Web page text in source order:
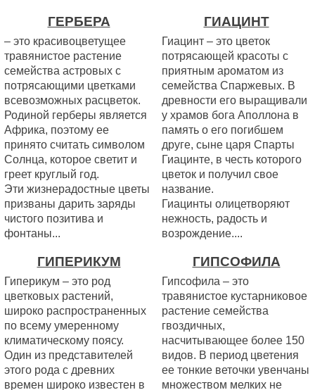
ГЕРБЕРА
– это красивоцветущее
травянистое растение
семейства астровых с
потрясающими цветками
всевозможных расцветок.
Родиной герберы является
Африка, поэтому ее
принято считать символом
Солнца, которое светит и
греет круглый год.
Эти жизнерадостные цветы
призваны дарить заряды
чистого позитива и
фонтаны...
ГИАЦИНТ
Гиацинт – это цветок
потрясающей красоты с
приятным ароматом из
семейства Спаржевых. В
древности его выращивали
у храмов бога Аполлона в
память о его погибшем
друге, сыне царя Спарты
Гиацинте, в честь которого
цветок и получил свое
название.
Гиацинты олицетворяют
нежность, радость и
возрождение....
ГИПЕРИКУМ
Гиперикум – это род
цветковых растений,
широко распространенных
по всему умеренному
климатическому поясу.
Один из представителей
этого рода с древних
времен широко известен в
ГИПСОФИЛА
Гипсофила – это
травянистое кустарниковое
растение семейства
гвоздичных,
насчитывающее более 150
видов. В период цветения
ее тонкие веточки увенчаны
множеством мелких не